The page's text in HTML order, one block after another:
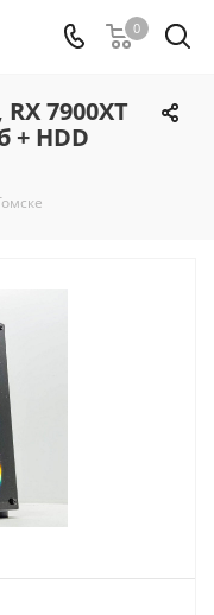
0
7900XT
+ HDD